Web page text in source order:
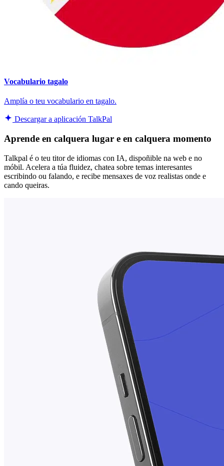
Vocabulario tagalo
Amplía o teu vocabulario en tagalo.
Descargar a aplicación TalkPal
Aprende en calquera lugar e en calquera momento
Talkpal é o teu titor de idiomas con IA, dispoñible na web e no
móbil. Acelera a túa fluidez, chatea sobre temas interesantes
escribindo ou falando, e recibe mensaxes de voz realistas onde e
cando queiras.